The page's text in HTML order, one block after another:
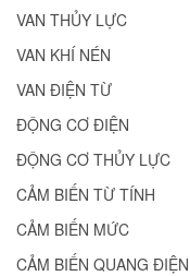
VAN THỦY LỰC
VAN KHÍ NÉN
VAN ĐIỆN TỪ
ĐỘNG CƠ ĐIỆN
ĐỘNG CƠ THỦY LỰC
CẢM BIẾN TỪ TÍNH
CẢM BIẾN MỨC
CẢM BIẾN QUANG ĐIỆN